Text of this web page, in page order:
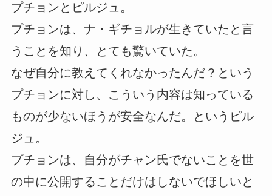
プチョンとピルジュ。
プチョンは、ナ・ギチョルが生きていたと言
うことを知り、とても驚いていた。
なぜ自分に教えてくれなかったんだ？という
プチョンに対し、こういう内容は知っている
ものが少ないほうが安全なんだ。というピル
ジュ。
プチョンは、自分がチャン氏でないことを世
の中に公開することだけはしないでほしいと